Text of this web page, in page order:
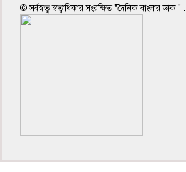
© সর্বস্বত্ব স্বত্বাধিকার সংরক্ষিত "দৈনিক বাংলার